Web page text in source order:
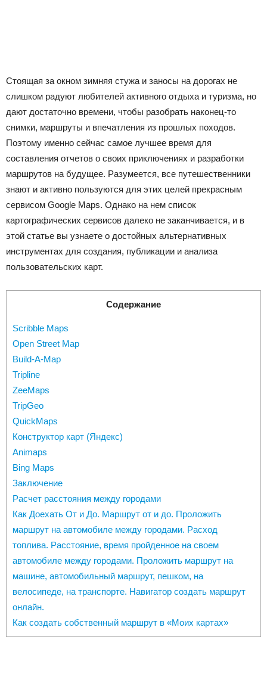
Стоящая за окном зимняя стужа и заносы на дорогах не
слишком радуют любителей активного отдыха и туризма, но
дают достаточно времени, чтобы разобрать наконец-то
снимки, маршруты и впечатления из прошлых походов.
Поэтому именно сейчас самое лучшее время для
составления отчетов о своих приключениях и разработки
маршрутов на будущее. Разумеется, все путешественники
знают и активно пользуются для этих целей прекрасным
сервисом Google Maps. Однако на нем список
картографических сервисов далеко не заканчивается, и в
этой статье вы узнаете о достойных альтернативных
инструментах для создания, публикации и анализа
пользовательских карт.
Содержание
Scribble Maps
Open Street Map
Build-A-Map
Tripline
ZeeMaps
TripGeo
QuickMaps
Конструктор карт (Яндекс)
Animaps
Bing Maps
Заключение
Расчет расстояния между городами
Как Доехать От и До. Маршрут от и до. Проложить
маршрут на автомобиле между городами. Расход
топлива. Расстояние, время пройденное на своем
автомобиле между городами. Проложить маршрут на
машине, автомобильный маршрут, пешком, на
велосипеде, на транспорте. Навигатор создать маршрут
онлайн.
Как создать собственный маршрут в «Моих картах»